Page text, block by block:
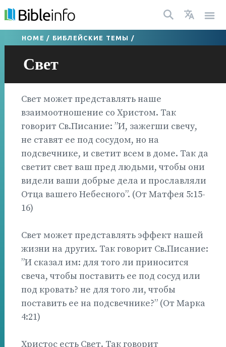
HOME / БИБЛЕЙСКИЕ ТЕМЫ /
Свет
Свет может представлять наше
взаимоотношение со Христом. Так
говорит Св.Писание: ”И, зажегши свечу,
не ставят ее под сосудом, но на
подсвечнике, и светит всем в доме. Так да
светит свет ваш пред людьми, чтобы они
видели ваши добрые дела и прославляли
Отца вашего Небесного”. (От Матфея 5:15-
16)
Свет может представлять эффект нашей
жизни на других. Так говорит Св.Писание:
”И сказал им: для того ли приносится
свеча, чтобы поставить ее под сосуд или
под кровать? не для того ли, чтобы
поставить ее на подсвечнике?” (От Марка
4:21)
Христос есть Свет. Так говорит